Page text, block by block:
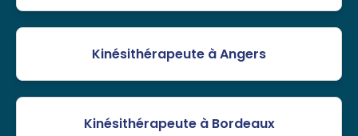
Kinésithérapeute à Angers
Kinésithérapeute à Bordeaux